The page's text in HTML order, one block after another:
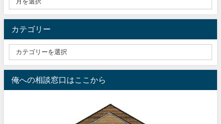
カテゴリー
俺への相談窓口はここから